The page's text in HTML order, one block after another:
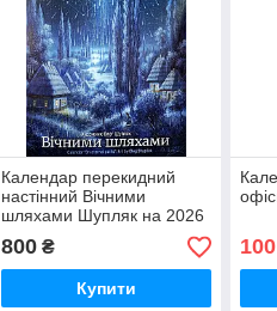
Календар перекидний
настінний Вічними
шляхами Шупляк на 2026
рік подарунковий
800₴
Купити
100